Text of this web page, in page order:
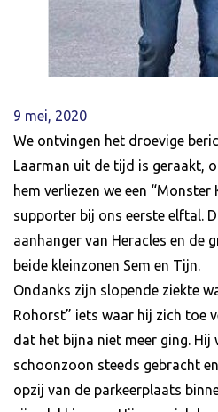
9 mei, 2020
We ontvingen het droevige
Laarman uit de tijd is geraakt,
hem verliezen we een
supporter bij ons eerste elftal.
aanhanger van Heracles en de
beide kleinzonen Sem en Tijn.
Ondanks zijn slopende ziekte
Rohorst” iets waar hij zich toe
dat het bijna niet meer ging.
schoonzoon steeds gebracht
opzij van de parkeerplaats